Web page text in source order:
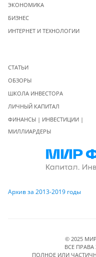
ЭКОНОМИКА
БИЗНЕС
ИНТЕРНЕТ И ТЕХНОЛОГИИ
СТАТЬИ
ОБЗОРЫ
ШКОЛА ИНВЕСТОРА
ЛИЧНЫЙ КАПИТАЛ
ФИНАНСЫ | ИНВЕСТИЦИИ |
МИЛЛИАРДЕРЫ
Архив за 2013-2019 годы
© 2025
ВСЕ
ПОЛНОЕ ИЛИ